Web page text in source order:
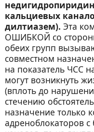
кальциевых
дилтиазем). Эта
ОШИБКОЙ со
обеих групп
совместном
на показатель ЧСС
могут возникнуть
(вплоть до
стечению
назначение только
адреноблокаторов